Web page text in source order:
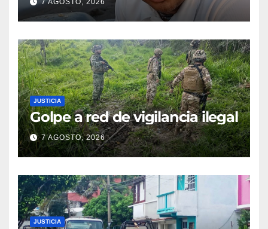
7 AGOSTO, 2026
JUSTICIA
Golpe a red de vigilancia ilegal
7 AGOSTO, 2026
JUSTICIA